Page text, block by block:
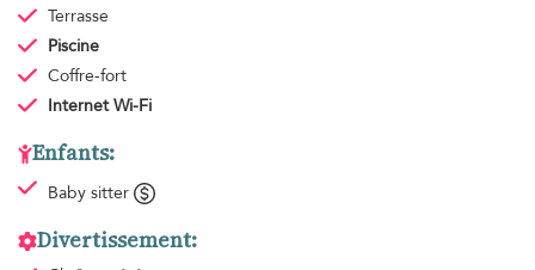
Terrasse
Piscine
Coffre-fort
Internet Wi-Fi
Enfants:
Baby sitter
Divertissement: